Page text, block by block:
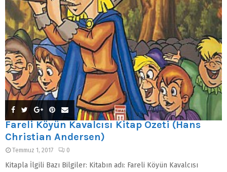
Fareli Köyün Kavalcısı Kitap Özeti (Hans
Christian Andersen)
Temmuz 1, 2017 0
Kitapla İlgili Bazı Bilgiler: Kitabın adı: Fareli Köyün Kavalcısı